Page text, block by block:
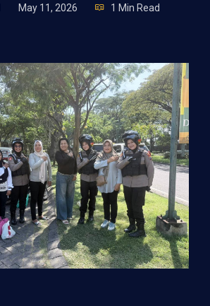
May 11, 2026 1 Min Read